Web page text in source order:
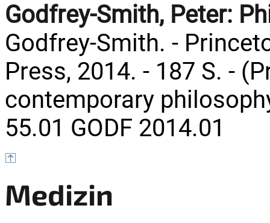
Godfrey-Smith, Peter:
Godfrey-Smith. -
Press, 2014. - 187 S. -
contemporary
55.01 GODF 2014.01
Medizin